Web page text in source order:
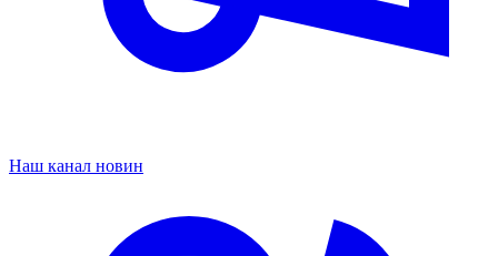
Наш канал новин